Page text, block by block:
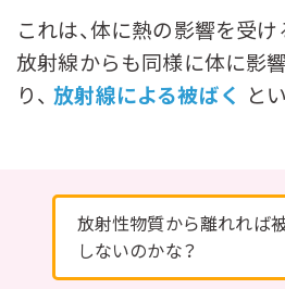
これは、体に熱の影響を受け
放射線からも同様に体に影
り、 放射線による被ばく と
放射性物質から離れれば
しないのかな？